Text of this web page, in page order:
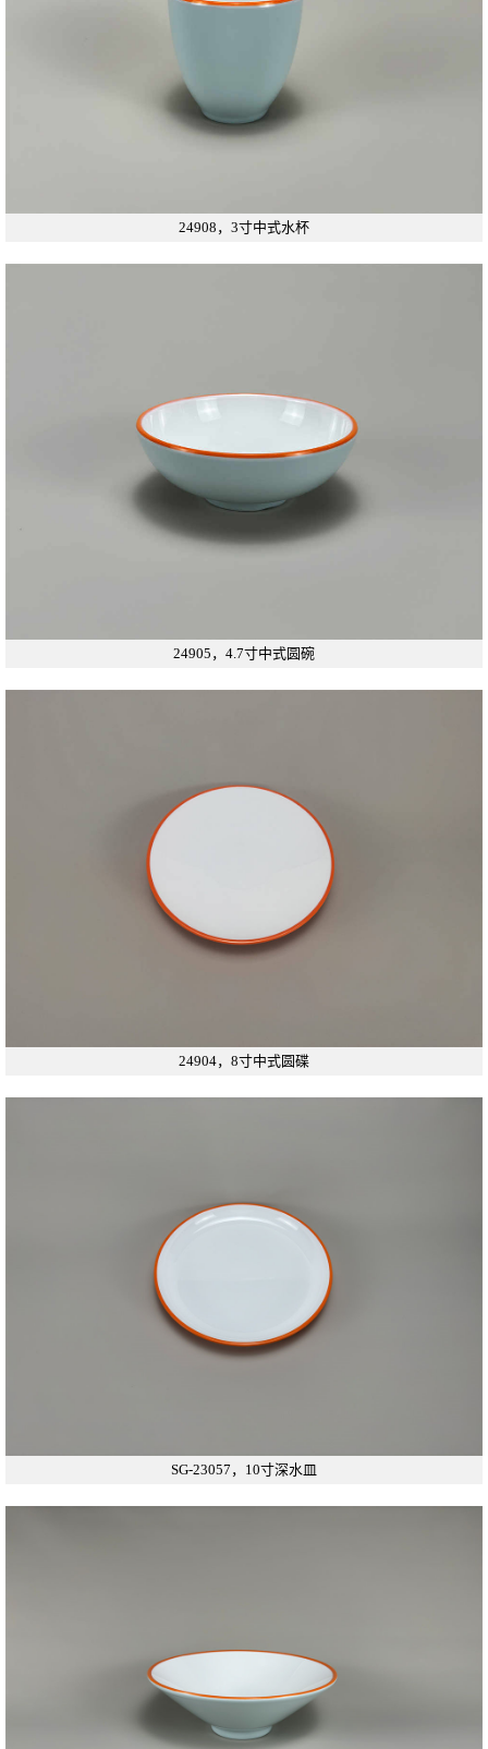
24908，3寸中式水杯
24905，4.7寸中式圆碗
24904，8寸中式圆碟
SG-23057，10寸深水皿